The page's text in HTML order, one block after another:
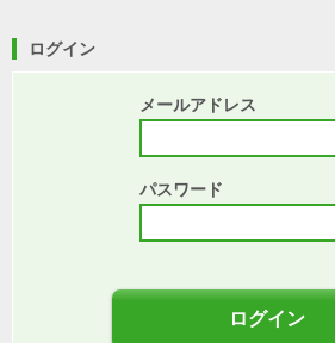
ログイン
メールアドレス
パスワード
ログイン